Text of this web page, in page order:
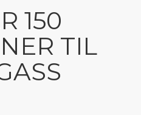
150
TIL